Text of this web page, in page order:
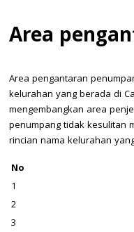
Area
Area pengantaran
kelurahan yang berada di
mengembangkan area
penumpang tidak kesulitan
rincian nama kelurahan
No
1
2
3